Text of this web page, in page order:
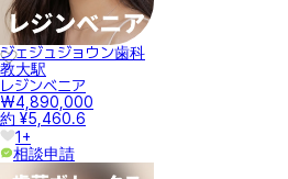
ジェジュジョウン歯科
教大駅
レジンベニア
₩4,890,000
約 ¥5,460.6
1+
相談申請